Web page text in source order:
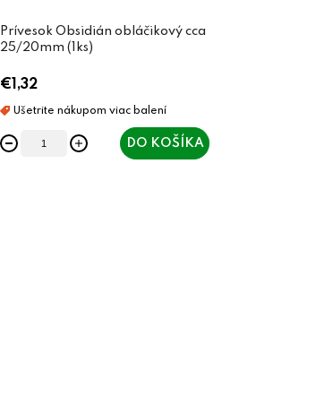
Prívesok Obsidián obláčikový cca
25/20mm (1ks)
€1,32
DO KOŠÍKA